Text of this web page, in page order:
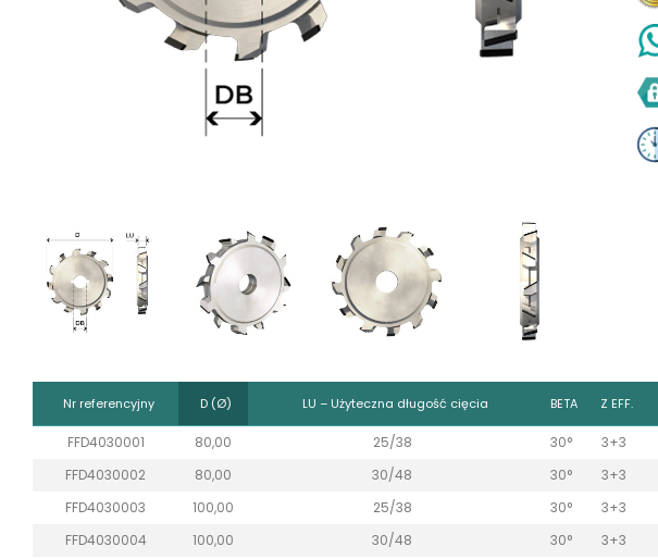
Nr referencyjny D (Ø) LU – Użyteczna długość cięcia BETA Z EFF.
FFD4030001 80,00 25/38 30° 3+3
FFD4030002
80,00 30/48 30° 3+3
FFD4030003
100,00 25/38 30° 3+3
FFD4030004
100,00 30/48 30° 3+3